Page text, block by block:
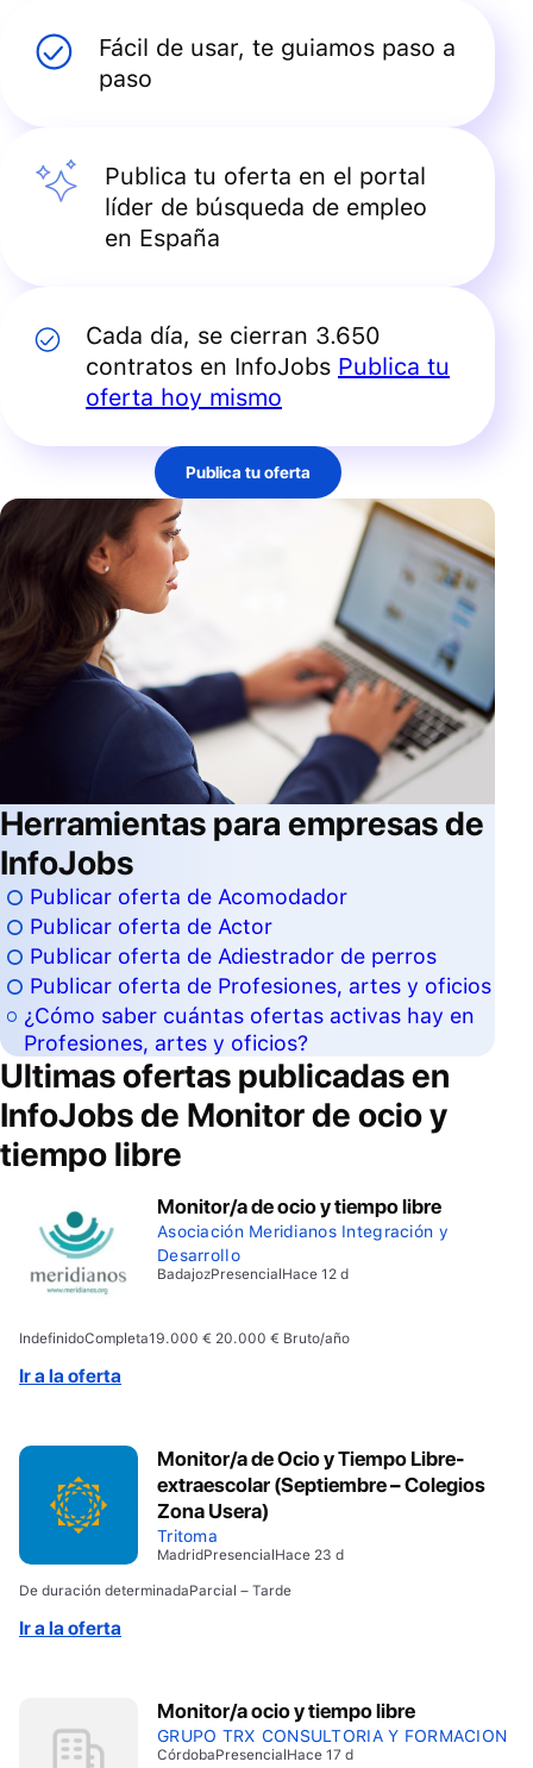
Fácil de usar, te guiamos paso a
paso
Publica tu oferta en el portal
líder de búsqueda de empleo
en España
Cada día, se cierran 3.650
contratos en InfoJobs Publica tu
oferta hoy mismo
Publica tu oferta
Herramientas para empresas de
InfoJobs
Publicar oferta de Acomodador
Publicar oferta de Actor
Publicar oferta de Adiestrador de perros
Publicar oferta de Profesiones, artes y oficios
¿Cómo saber cuántas ofertas activas hay en
Profesiones, artes y oficios?
Ultimas ofertas publicadas en
InfoJobs de Monitor de ocio y
tiempo libre
Monitor/a de ocio y tiempo libre
Asociación Meridianos Integración y
Desarrollo
BadajozPresencialHace 12 d
IndefinidoCompleta19.000 € 20.000 € Bruto/año
Ir a la oferta
Monitor/a de Ocio y Tiempo Libre-
extraescolar (Septiembre – Colegios
Zona Usera)
Tritoma
MadridPresencialHace 23 d
De duración determinadaParcial – Tarde
Ir a la oferta
Monitor/a ocio y tiempo libre
GRUPO TRX CONSULTORIA Y FORMACION
CórdobaPresencialHace 17 d